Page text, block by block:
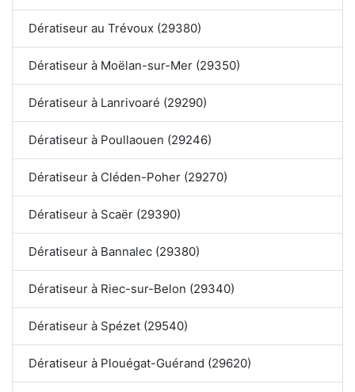
Dératiseur au Trévoux (29380)
Dératiseur à Moëlan-sur-Mer (29350)
Dératiseur à Lanrivoaré (29290)
Dératiseur à Poullaouen (29246)
Dératiseur à Cléden-Poher (29270)
Dératiseur à Scaër (29390)
Dératiseur à Bannalec (29380)
Dératiseur à Riec-sur-Belon (29340)
Dératiseur à Spézet (29540)
Dératiseur à Plouégat-Guérand (29620)